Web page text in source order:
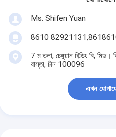
Ms. Shifen Yuan
8610
7 ম তলা, চেঙ্গুয়ান বিল্ডিং বি,
রাস্তা, চীন 100096
এখন